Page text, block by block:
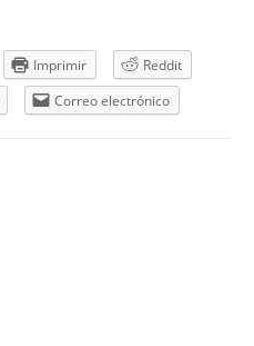
Imprimir
Reddit
Correo electrónico